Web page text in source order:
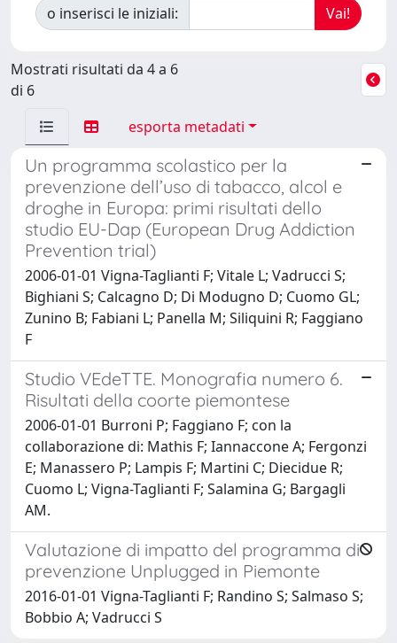
o inserisci le iniziali:
Mostrati risultati da 4 a 6
di 6
esporta metadati
Un programma scolastico per la
prevenzione dell’uso di tabacco, alcol e
droghe in Europa: primi risultati dello
studio EU-Dap (European Drug Addiction
Prevention trial)
2006-01-01 Vigna-Taglianti F; Vitale L; Vadrucci S;
Bighiani S; Calcagno D; Di Modugno D; Cuomo GL;
Zunino B; Fabiani L; Panella M; Siliquini R; Faggiano
F
Studio VEdeTTE. Monografia numero 6.
Risultati della coorte piemontese
2006-01-01 Burroni P; Faggiano F; con la
collaborazione di: Mathis F; Iannaccone A; Fergonzi
E; Manassero P; Lampis F; Martini C; Diecidue R;
Cuomo L; Vigna-Taglianti F; Salamina G; Bargagli
AM.
Valutazione di impatto del programma di
prevenzione Unplugged in Piemonte
2016-01-01 Vigna-Taglianti F; Randino S; Salmaso S;
Bobbio A; Vadrucci S